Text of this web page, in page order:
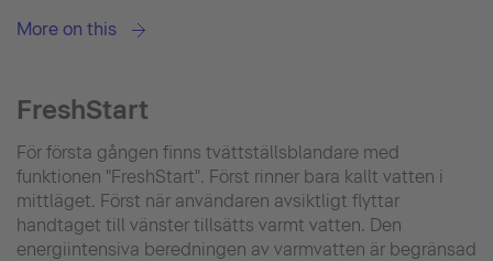
More on this
FreshStart
För första gången finns tvättställsblandare med
funktionen "FreshStart". Först rinner bara kallt vatten i
mittläget. Först när användaren avsiktligt flyttar
handtaget till vänster tillsätts varmt vatten. Den
energiintensiva beredningen av varmvatten är begränsad